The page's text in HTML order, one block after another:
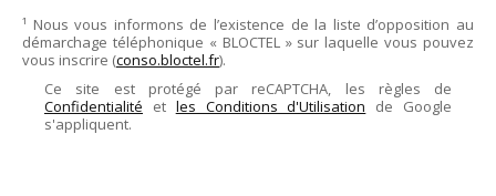
¹ Nous vous informons de l’existence de la liste d’opposition au
démarchage téléphonique « BLOCTEL » sur laquelle vous pouvez
vous inscrire (conso.bloctel.fr).
Ce site est protégé par reCAPTCHA, les règles de
Confidentialité et les Conditions d'Utilisation de Google
s'appliquent.